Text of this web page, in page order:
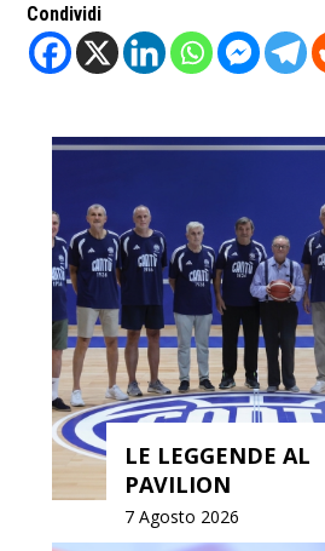
Condividi
LE LEGGENDE AL
PAVILION
7 Agosto 2026